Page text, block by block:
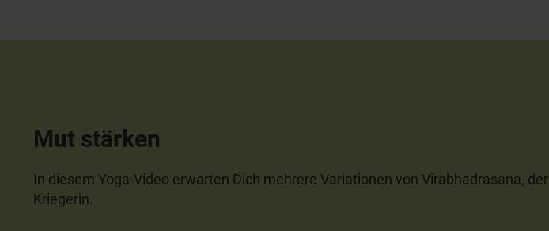
Mut stärken
In diesem Yoga-Video erwarten Dich mehrere Variationen von Virabhadrasana, der
Kriegerin.